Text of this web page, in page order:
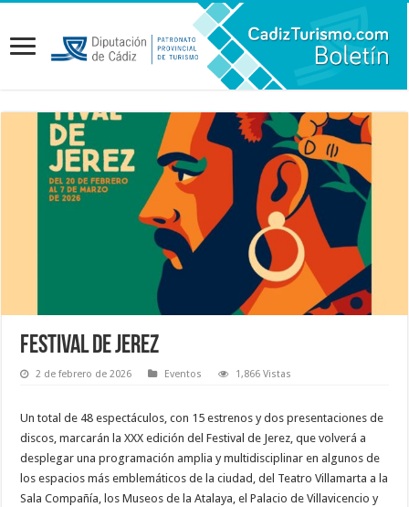
Festival de Jerez
2 de febrero de 2026 Eventos 1,866 Vistas
Un total de 48 espectáculos, con 15 estrenos y dos presentaciones de
discos, marcarán la XXX edición del Festival de Jerez, que volverá a
desplegar una programación amplia y multidisciplinar en algunos de
los espacios más emblemáticos de la ciudad, del Teatro Villamarta a la
Sala Compañía, los Museos de la Atalaya, el Palacio de Villavicencio y